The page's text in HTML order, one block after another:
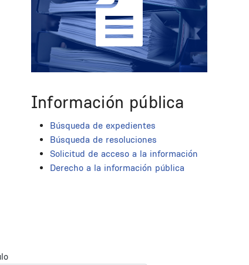
Información pública
Búsqueda de expedientes
Búsqueda de resoluciones
Solicitud de acceso a la información
Derecho a la información pública